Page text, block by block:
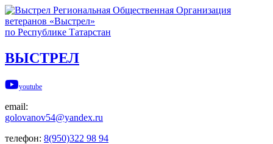
Региональная Общественная Организация
ветеранов «Выстрел»
по Республике Татарстан
ВЫСТРЕЛ
youtube
email:
golovanov54@yandex.ru
телефон: 8(950)322 98 94